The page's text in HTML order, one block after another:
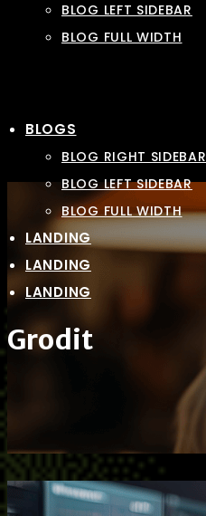
BLOG LEFT SIDEBAR
BLOG FULL WIDTH
BLOGS
BLOG RIGHT SIDEBAR
BLOG LEFT SIDEBAR
BLOG FULL WIDTH
LANDING
LANDING
LANDING
Grodit